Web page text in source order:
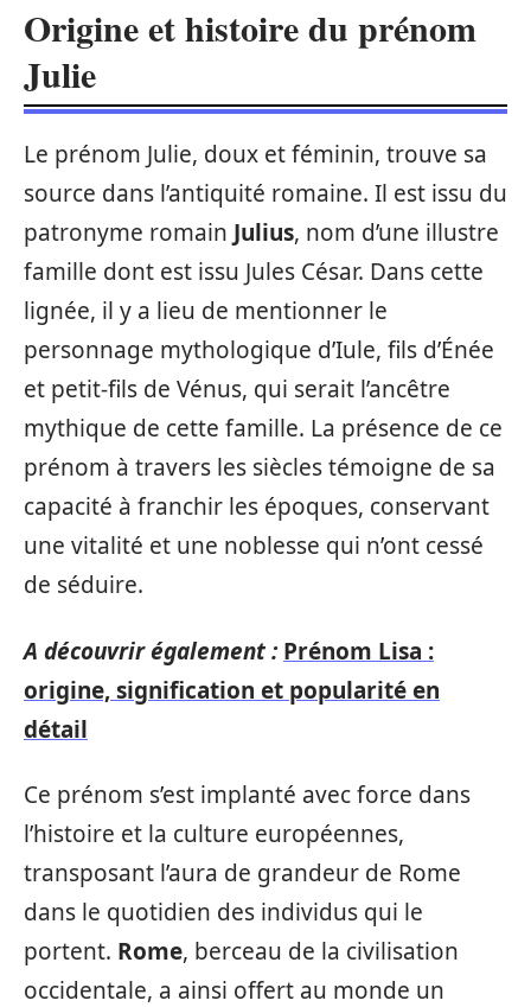
Origine et histoire du prénom
Julie
Le prénom Julie, doux et féminin, trouve sa
source dans l’antiquité romaine. Il est issu du
patronyme romain Julius, nom d’une illustre
famille dont est issu Jules César. Dans cette
lignée, il y a lieu de mentionner le
personnage mythologique d’Iule, fils d’Énée
et petit-fils de Vénus, qui serait l’ancêtre
mythique de cette famille. La présence de ce
prénom à travers les siècles témoigne de sa
capacité à franchir les époques, conservant
une vitalité et une noblesse qui n’ont cessé
de séduire.
A découvrir également : Prénom Lisa :
origine, signification et popularité en
détail
Ce prénom s’est implanté avec force dans
l’histoire et la culture européennes,
transposant l’aura de grandeur de Rome
dans le quotidien des individus qui le
portent. Rome, berceau de la civilisation
occidentale, a ainsi offert au monde un